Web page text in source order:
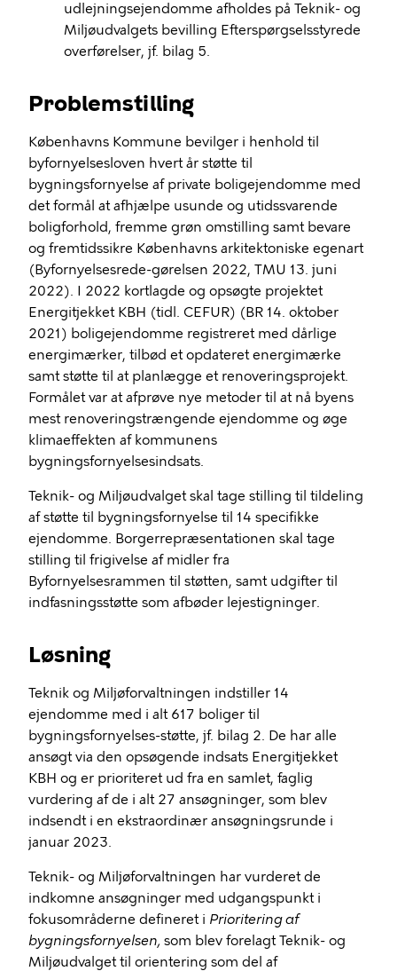
udlejningsejendomme afholdes på Teknik- og
Miljøudvalgets bevilling Efterspørgselsstyrede
overførelser, jf. bilag 5.
Problemstilling
Københavns Kommune bevilger i henhold til
byfornyelsesloven hvert år støtte til
bygningsfornyelse af private boligejendomme med
det formål at afhjælpe usunde og utidssvarende
boligforhold, fremme grøn omstilling samt bevare
og fremtidssikre Københavns arkitektoniske egenart
(Byfornyelsesrede-gørelsen 2022, TMU 13. juni
2022). I 2022 kortlagde og opsøgte projektet
Energitjekket KBH (tidl. CEFUR) (BR 14. oktober
2021) boligejendomme registreret med dårlige
energimærker, tilbød et opdateret energimærke
samt støtte til at planlægge et renoveringsprojekt.
Formålet var at afprøve nye metoder til at nå byens
mest renoveringstrængende ejendomme og øge
klimaeffekten af kommunens
bygningsfornyelsesindsats.
Teknik- og Miljøudvalget skal tage stilling til tildeling
af støtte til bygningsfornyelse til 14 specifikke
ejendomme. Borgerrepræsentationen skal tage
stilling til frigivelse af midler fra
Byfornyelsesrammen til støtten, samt udgifter til
indfasningsstøtte som afbøder lejestigninger.
Løsning
Teknik og Miljøforvaltningen indstiller 14
ejendomme med i alt 617 boliger til
bygningsfornyelses-støtte, jf. bilag 2. De har alle
ansøgt via den opsøgende indsats Energitjekket
KBH og er prioriteret ud fra en samlet, faglig
vurdering af de i alt 27 ansøgninger, som blev
indsendt i en ekstraordinær ansøgningsrunde i
januar 2023.
Teknik- og Miljøforvaltningen har vurderet de
indkomne ansøgninger med udgangspunkt i
fokusområderne defineret i Prioritering af
bygningsfornyelsen, som blev forelagt Teknik- og
Miljøudvalget til orientering som del af